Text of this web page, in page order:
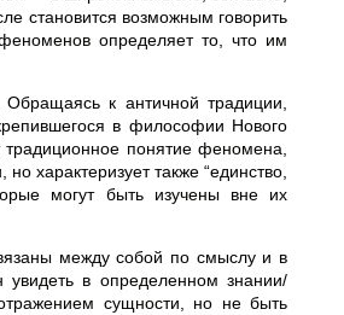
становится возможным говорить
определяет то, что им
. Обращаясь к античной традиции,
в философии Нового
понятие феномена,
характеризует также “единство,
могут быть изучены вне их
между собой по смыслу и в
в определенном знании/
сущности, но не быть